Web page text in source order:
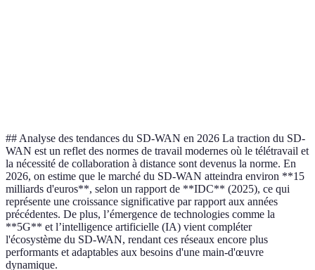
## Analyse des tendances du SD-WAN en 2026 La traction du SD-
WAN est un reflet des normes de travail modernes où le télétravail et
la nécessité de collaboration à distance sont devenus la norme. En
2026, on estime que le marché du SD-WAN atteindra environ **15
milliards d'euros**, selon un rapport de **IDC** (2025), ce qui
représente une croissance significative par rapport aux années
précédentes. De plus, l’émergence de technologies comme la
**5G** et l’intelligence artificielle (IA) vient compléter
l'écosystème du SD-WAN, rendant ces réseaux encore plus
performants et adaptables aux besoins d'une main-d'œuvre
dynamique.